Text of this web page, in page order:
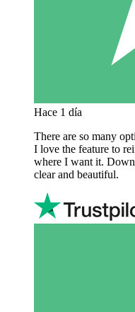
Hace 1 día
There are so many
I love the feature to
where I want it.
clear and beautiful.